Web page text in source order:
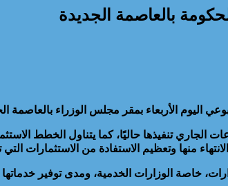
بالعاصمة الجديدة
الأربعاء بمقر مجلس الوزراء بالعاصمة
الجاري تنفيذها حاليًا، كما يتناول الخطط
منها وتعظيم الاستفادة من الاستثمارات
خاصة الوزارات الخدمية، ومدى توفير